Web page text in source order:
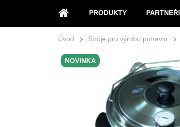
ÚVOD
PRODUKTY PARTNEŘI
Úvod Stroje pro výrobu potravin
NOVINKA